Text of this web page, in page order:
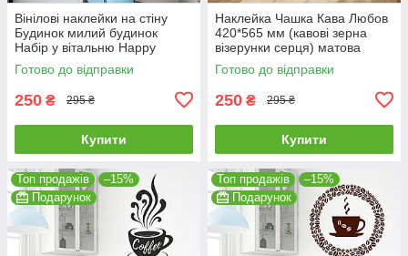
Вінілові наклейки на стіну
Будинок милий будинок
Набір у вітальню Happy
Pocket Коричневий матовий
HP-096-800M
Готово до відправки
250 ₴ 295 ₴
Купити
Наклейка Чашка Кава Любов
420*565 мм (кавові зерна
візерунки серця) матова
Коричневий
Готово до відправки
250 ₴ 295 ₴
Купити
Топ продажів
–15%
Подарунок
Топ продажів
–15%
Подарунок